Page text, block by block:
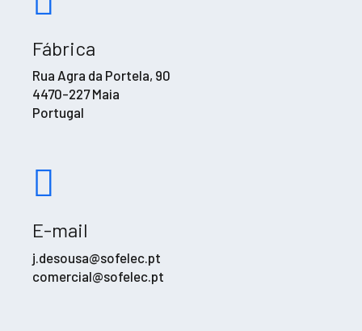
Fábrica
Rua Agra da Portela, 90
4470-227 Maia
Portugal
E-mail
j.desousa@sofelec.pt
comercial@sofelec.pt